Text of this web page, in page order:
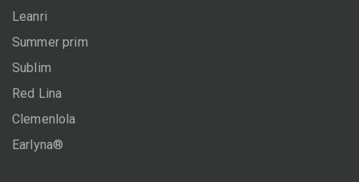
Leanri
Summer prim
Sublim
Red Lina
Clemenlola
Earlyna®